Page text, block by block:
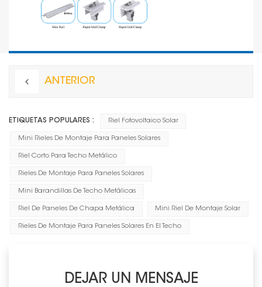
ANTERIOR
ETIQUETAS POPULARES : Riel Fotovoltaico Solar
Mini Rieles De Montaje Para Paneles Solares
Riel Corto Para Techo Metálico
Rieles De Montaje Para Paneles Solares
Mini Barandillas De Techo Metálicas
Riel De Paneles De Chapa Metálica Mini Riel De Montaje Solar
Rieles De Montaje Para Paneles Solares En El Techo
DEJAR UN MENSAJE